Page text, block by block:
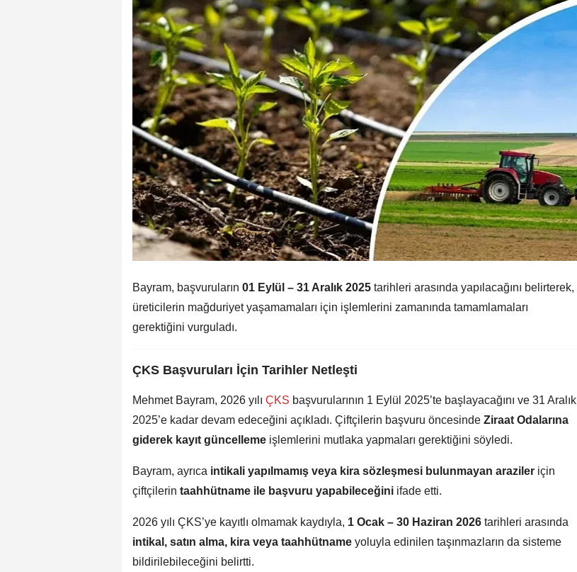
Bayram, başvuruların 01 Eylül – 31 Aralık 2025 tarihleri arasında yapılacağını belirterek,
üreticilerin mağduriyet yaşamamaları için işlemlerini zamanında tamamlamaları
gerektiğini vurguladı.
ÇKS Başvuruları İçin Tarihler Netleşti
Mehmet Bayram, 2026 yılı ÇKS başvurularının 1 Eylül 2025’te başlayacağını ve 31 Aralık
2025’e kadar devam edeceğini açıkladı. Çiftçilerin başvuru öncesinde Ziraat Odalarına
giderek kayıt güncelleme işlemlerini mutlaka yapmaları gerektiğini söyledi.
Bayram, ayrıca intikali yapılmamış veya kira sözleşmesi bulunmayan araziler için
çiftçilerin taahhütname ile başvuru yapabileceğini ifade etti.
2026 yılı ÇKS’ye kayıtlı olmamak kaydıyla, 1 Ocak – 30 Haziran 2026 tarihleri arasında
intikal, satın alma, kira veya taahhütname yoluyla edinilen taşınmazların da sisteme
bildirilebileceğini belirtti.